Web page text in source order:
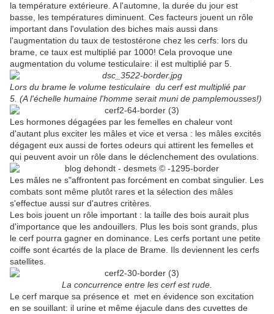
la température extérieure. A l'automne, la durée du jour est
basse, les températures diminuent. Ces facteurs jouent un rôle
important dans l'ovulation des biches mais aussi dans
l'augmentation du taux de testostérone chez les cerfs: lors du
brame, ce taux est multiplié par 1000! Cela provoque une
augmentation du volume testiculaire: il est multiplié par 5.
Lors du brame le volume testiculaire du cerf est multiplié par
5. (A l'échelle humaine l'homme serait muni de pamplemousses!)
Les hormones dégagées par les femelles en chaleur vont
d'autant plus exciter les mâles et vice et versa : les mâles excités
dégagent eux aussi de fortes odeurs qui attirent les femelles et
qui peuvent avoir un rôle dans le déclenchement des ovulations.
Les mâles ne s"affrontent pas forcément en combat singulier. Les
combats sont même plutôt rares et la sélection des mâles
s'effectue aussi sur d'autres critères.
Les bois jouent un rôle important : la taille des bois aurait plus
d'importance que les andouillers. Plus les bois sont grands, plus
le cerf pourra gagner en dominance. Les cerfs portant une petite
coiffe sont écartés de la place de Brame. Ils deviennent les cerfs
satellites.
La concurrence entre les cerf est rude.
Le cerf marque sa présence et met en évidence son excitation
en se souillant: il urine et même éjacule dans des cuvettes de